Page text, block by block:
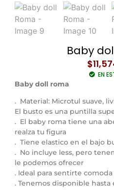
Baby
$
EN
Baby doll roma
. Material: Microtul suave,
El busto es una puntilla
. El baby roma tiene una
realza tu figura
. Tiene elastico en el bajo
. No incluye less, pero
le podemos ofrecer
. Ideal para sentirte comoda
. Tenemos disponible hasta